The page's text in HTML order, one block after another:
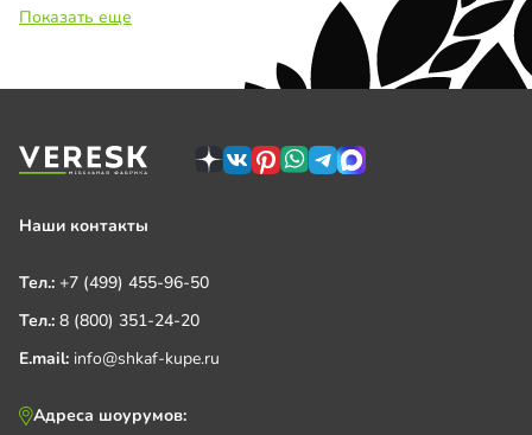
Показать еще
Наши контакты
Тел.: +7 (499) 455-96-50
Тел.: 8 (800) 351-24-20
E.mail: info@shkaf-kupe.ru
Адреса шоурумов: